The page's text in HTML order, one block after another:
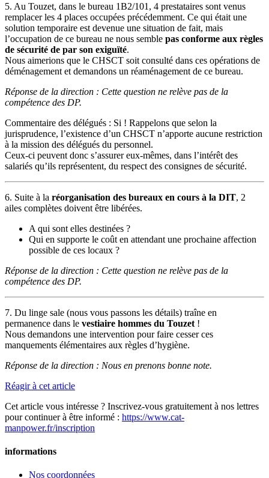
5. Au Touzet, dans le bureau 1B2/101, 4 prestataires sont venus
remplacer les 4 places occupées précédemment. Ce qui était une
solution temporaire est devenue une situation de fait, mais
l’occupation de ce bureau ne nous semble pas conforme aux règles
de sécurité de par son exiguïté.
Nous aimerions que le CHSCT soit consulté dans ces opérations de
déménagement et demandons un réaménagement de ce bureau.
Réponse de la direction : Cette question ne relève pas de la
compétence des DP.
Commentaire des délégués : Si ! Rappelons que selon la
jurisprudence, l’existence d’un CHSCT n’apporte aucune restriction
à la mission des délégués du personnel.
Ceux-ci peuvent donc s’assurer eux-mêmes, dans l’intérêt des
salariés qu’ils représentent, du respect des consignes de sécurité.
6. Suite à la réorganisation des bureaux en cours à la DIT, 2
ailes complètes doivent être libérées.
A qui sont elles destinées ?
Qui en supporte le coût en attendant une prochaine affection
possible de ces locaux ?
Réponse de la direction : Cette question ne relève pas de la
compétence des DP.
7. Du linge sale (nous vous passons les détails) traîne en
permanence dans le vestiaire hommes du Touzet !
Nous demandons une intervention pour faire cesser ces
manquements élémentaires aux règles d’hygiène.
Réponse de la direction : Nous en prenons bonne note.
Réagir à cet article
Cet article vous intéresse ? Inscrivez-vous gratuitement à nos lettres
pour continuer à être informé : https://www.cat-
manpower.fr/inscription
informations
Nos coordonnées